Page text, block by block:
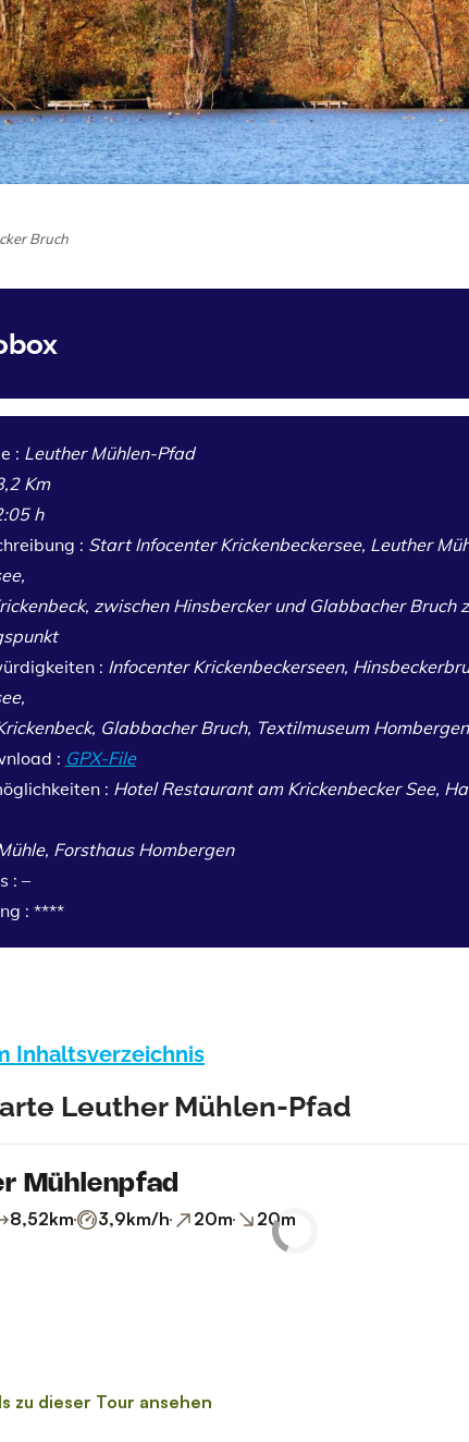
Bruch
: Leuther Mühlen-Pfad
Km
h
: Start Infocenter Krickenbeckersee, Leuther
zwischen Hinsbercker und Glabbacher Bruch
: Infocenter Krickenbeckerseen,
Glabbacher Bruch, Textilmuseum Hombergen
: GPX-File
: Hotel Restaurant am Krickenbecker See,
Forsthaus Hombergen
: –
: ****
Inhaltsverzeichnis
Leuther Mühlen-Pfad